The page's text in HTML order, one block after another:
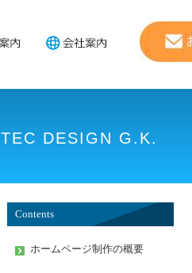
TEC DESIGN G.K.
Contents
ホームページ制作の概要